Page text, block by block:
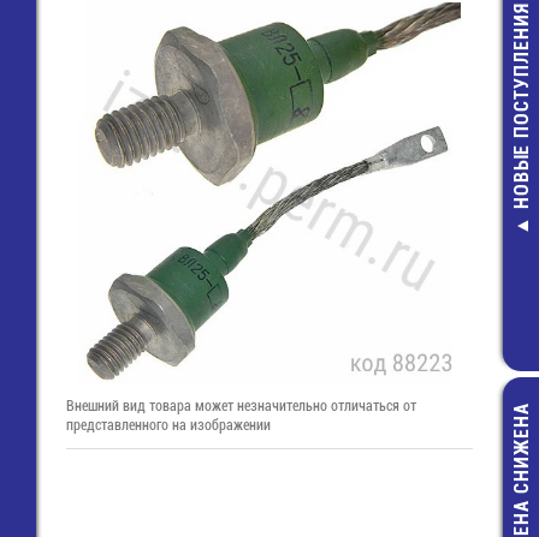
МКА-10110
Геркон
49,00
НОВЫЕ ПОСТУПЛЕНИЯ
ЦЕНА СНИЖЕНА
Внешний вид товара может незначительно отличаться от
представленного на изображении